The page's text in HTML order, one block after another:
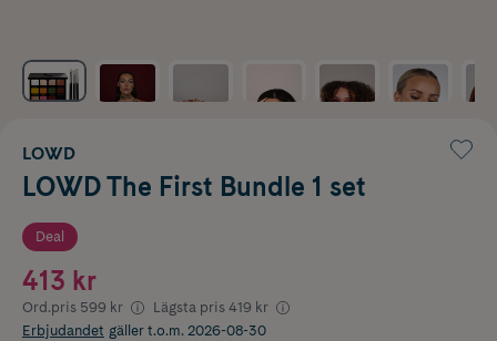
LOWD
LOWD The First Bundle 1 set
Deal
413 kr
Ord.pris 599 kr Lägsta pris 419 kr
Erbjudandet gäller t.o.m. 2026-08-30